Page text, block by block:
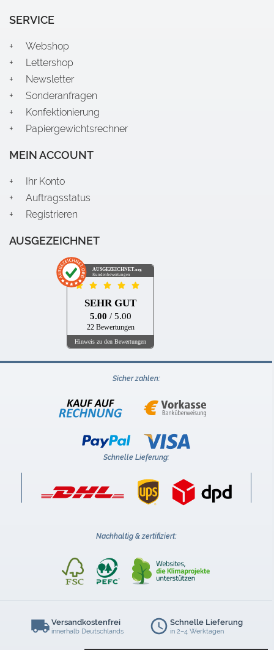
SERVICE
Webshop
Lettershop
Newsletter
Sonderanfragen
Konfektionierung
Papiergewichtsrechner
MEIN ACCOUNT
Ihr Konto
Auftragsstatus
Registrieren
AUSGEZEICHNET
AUSGEZEICHNET.org
Kundenbewertungen
SEHR GUT
5.00 / 5.00
22 Bewertungen
Hinweis zu den Bewertungen
Sicher zahlen:
Schnelle Lieferung:
Nachhaltig & zertifiziert:
Versandkostenfrei
innerhalb Deutschlands
Schnelle Lieferung
in 2–4 Werktagen